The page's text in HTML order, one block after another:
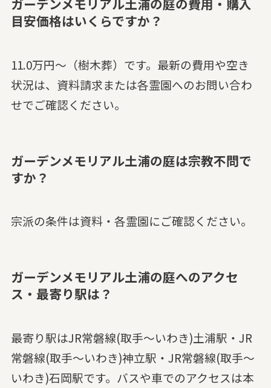
ガーデンメモリアル土浦の庭の費用・購入
目安価格はいくらですか？
11.0万円～（樹木葬）です。最新の費用や空き
状況は、資料請求または各霊園へのお問い合わ
せでご確認ください。
ガーデンメモリアル土浦の庭は宗教不問で
すか？
宗派の条件は資料・各霊園にご確認ください。
ガーデンメモリアル土浦の庭へのアクセ
ス・最寄り駅は？
最寄り駅はJR常磐線(取手～いわき)土浦駅・JR
常磐線(取手～いわき)神立駅・JR常磐線(取手～
いわき)石岡駅です。バスや車でのアクセスは本